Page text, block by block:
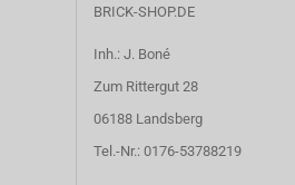
BRICK-SHOP.DE
Inh.: J. Boné
Zum Rittergut 28
06188 Landsberg
Tel.-Nr.: 0176-53788219